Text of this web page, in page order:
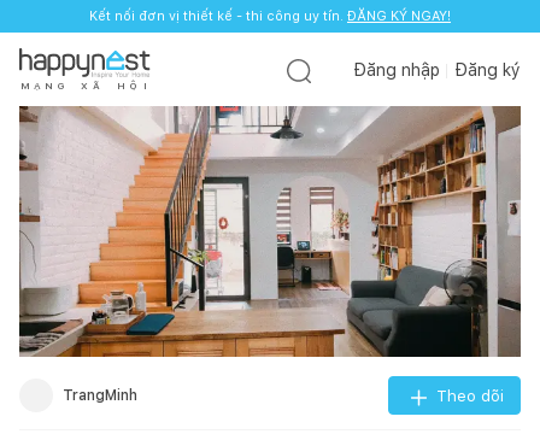
Kết nối đơn vị thiết kế - thi công uy tín. ĐĂNG KÝ NGAY!
M Ạ N G X Ã H Ộ I
Đăng nhập Đăng ký
TrangMinh Theo dõi